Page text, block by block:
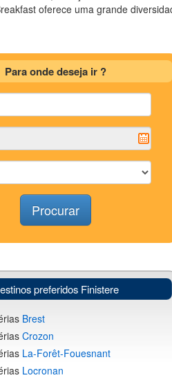
oferece uma grande
Para onde deseja ir ?
Procurar
preferidos Finistere
Brest
Crozon
La-Forêt-Fouesnant
Locronan